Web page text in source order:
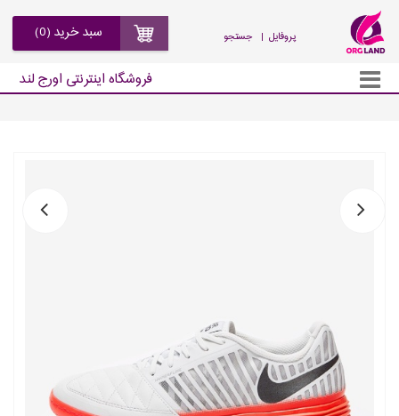
جستجو | پروفایل
فروشگاه اینترنتی اورج لند
سبد خرید (0)